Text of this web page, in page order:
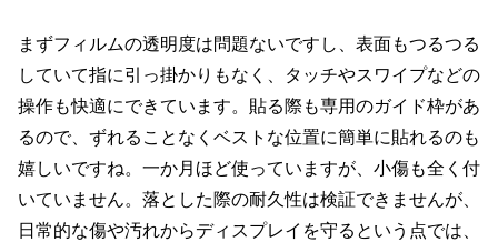
まずフィルムの透明度は問題ないですし、表面もつるつる
していて指に引っ掛かりもなく、タッチやスワイプなどの
操作も快適にできています。貼る際も専用のガイド枠があ
るので、ずれることなくベストな位置に簡単に貼れるのも
嬉しいですね。一か月ほど使っていますが、小傷も全く付
いていません。落とした際の耐久性は検証できませんが、
日常的な傷や汚れからディスプレイを守るという点では、